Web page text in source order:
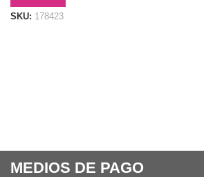
SKU: 178423
MEDIOS DE PAGO